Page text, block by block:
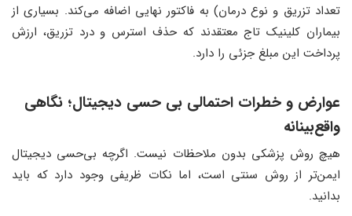
تعداد تزریق و نوع درمان) به فاکتور نهایی اضافه می‌کند. بسیاری از
بیماران کلینیک تاج معتقدند که حذف استرس و درد تزریق، ارزش
پرداخت این مبلغ جزئی را دارد.
عوارض و خطرات احتمالی بی حسی دیجیتال؛ نگاهی
واقع‌بینانه
هیچ روش پزشکی بدون ملاحظات نیست. اگرچه بی‌حسی دیجیتال
ایمن‌تر از روش سنتی است، اما نکات ظریفی وجود دارد که باید
بدانید.